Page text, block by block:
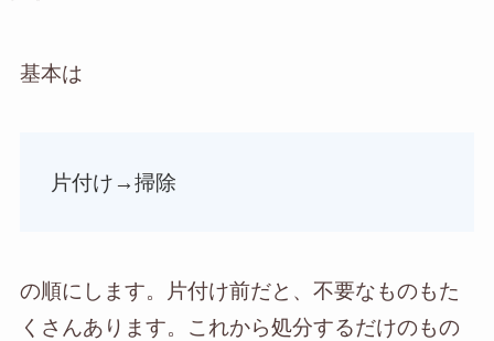
基本は
片付け→掃除
の順にします。片付け前だと、不要なものもた
くさんあります。これから処分するだけのもの